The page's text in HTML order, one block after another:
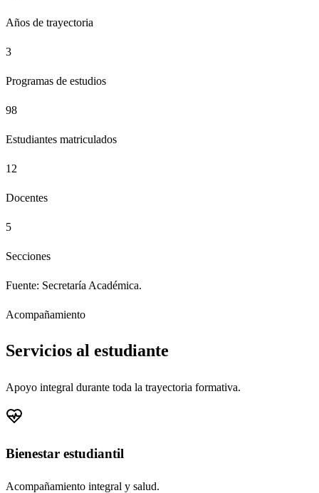
Años de trayectoria
3
Programas de estudios
98
Estudiantes matriculados
12
Docentes
5
Secciones
Fuente: Secretaría Académica.
Acompañamiento
Servicios al estudiante
Apoyo integral durante toda la trayectoria formativa.
Bienestar estudiantil
Acompañamiento integral y salud.